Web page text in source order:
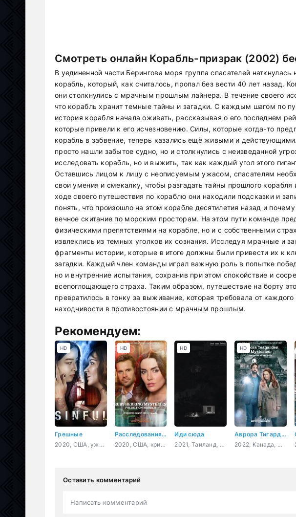
Смотреть онлайн Корабль-призрак (2002)
В уединенной части Берингова моря группа спасателей
корабль, который, как считалось, пропал без вести 40 лет назад.
они столкнулись с мрачным прошлым лайнера. В течение своего
что корабль хранит темные тайны и загадки. С каждым шагом по
история корабля начала оживать, рассказывая о его последнем
которые привели к его исчезновению. Силы, которые когда-то
корабль в забвение, теперь казались ещё живыми и
просто нашли забытое судно, но и столкнулись с неизведанной
исследовать корабль, но и выжить, так как каждый угол этого
Оставшись лицом к лицу с неописуемым ужасом, спасателям
свои умения и смекалку, чтобы разгадать тайны прошлого корабля
ходе своего путешествия по кораблю они находили подсказки и
понять, что произошло на этом корабле десятилетия назад и
вечное скитание по морским просторам. На этом пути команде
физическими препятствиями на корабле, но и с собственными
извлеклись из темных уголков их сознания. Исследуя мрачные и
фрагменты истории, которые в итоге должны были привести их к
загадки. Каждый член команды играл важную роль в попытке
но и внутренние испытания, сохранив при этом спокойствие и
всепоглощающего страха. Таким образом, путешествие на борту
превратилось в гонку за выживание, которая требовала от
находчивости в противостоянии с мрачным прошлым.
Рекомендуем:
Грешные
2020, США, ужасы, триллер
HD
Расследования Руби Херринг: Предсказание убийства
2020, США, криминал, детектив
HD
Иди сюда
2021, Таиланд, драма
HD
Аврора Тигарден: дом с привидением
2022, Канада, США, криминал, детектив
HD
Оставить комментарий
Написать комментарий